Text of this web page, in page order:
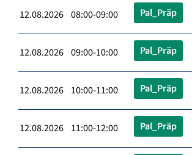
12.08.2026 08:00-09:00 Pal_Präp
12.08.2026 09:00-10:00 Pal_Präp
12.08.2026 10:00-11:00 Pal_Präp
12.08.2026 11:00-12:00 Pal_Präp